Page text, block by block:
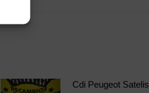
LinkedIn
Cdi Peugeot Satelis